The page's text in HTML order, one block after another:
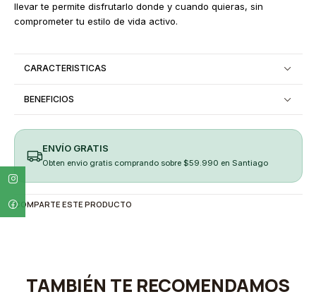
llevar te permite disfrutarlo donde y cuando quieras, sin
comprometer tu estilo de vida activo.
CARACTERISTICAS
BENEFICIOS
ENVÍO GRATIS
Obten envio gratis comprando sobre $59.990 en Santiago
COMPARTE ESTE PRODUCTO
TAMBIÉN TE RECOMENDAMOS